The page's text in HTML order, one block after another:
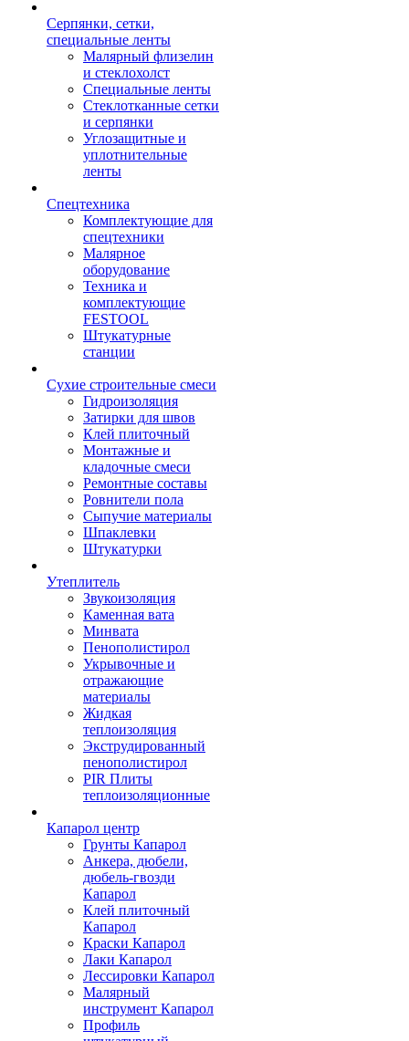
Серпянки, сетки,
специальные ленты
Малярный флизелин
и стеклохолст
Специальные ленты
Стеклотканные сетки
и серпянки
Углозащитные и
уплотнительные
ленты
Спецтехника
Комплектующие для
спецтехники
Малярное
оборудование
Техника и
комплектующие
FESTOOL
Штукатурные
станции
Сухие строительные смеси
Гидроизоляция
Затирки для швов
Клей плиточный
Монтажные и
кладочные смеси
Ремонтные составы
Ровнители пола
Сыпучие материалы
Шпаклевки
Штукатурки
Утеплитель
Звукоизоляция
Каменная вата
Минвата
Пенополистирол
Укрывочные и
отражающие
материалы
Жидкая
теплоизоляция
Экструдированный
пенополистирол
PIR Плиты
теплоизоляционные
Капарол центр
Грунты Капарол
Анкера, дюбели,
дюбель-гвозди
Капарол
Клей плиточный
Капарол
Краски Капарол
Лаки Капарол
Лессировки Капарол
Малярный
инструмент Капарол
Профиль